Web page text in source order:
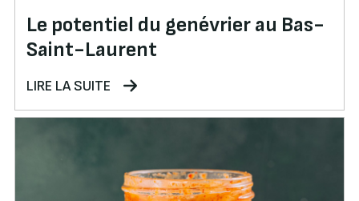
Le potentiel du genévrier au Bas-
Saint-Laurent
LIRE LA SUITE